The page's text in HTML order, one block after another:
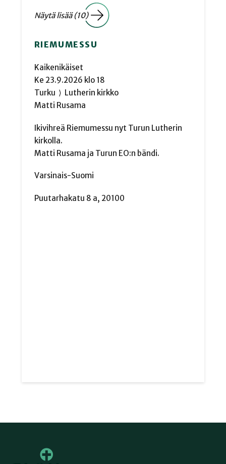
Näytä lisää (10)
RIEMUMESSU
Kaikenikäiset
Ke 23.9.2026 klo 18
Turku ⟩ Lutherin kirkko
Matti Rusama
Ikivihreä Riemumessu nyt Turun Lutherin
kirkolla.
Matti Rusama ja Turun EO:n bändi.
Varsinais-Suomi
Puutarhakatu 8 a, 20100